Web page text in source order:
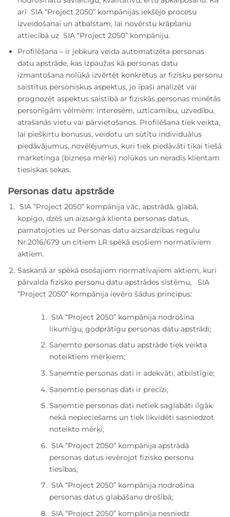
arī SIA “Project 2050” kompānijas iekšējo procesu
izveidošanai un atbalstam, lai novērstu krāpšanu
attiecībā uz SIA “Project 2050” kompāniju.
Profilēšana – ir jebkura veida automatizēta personas
datu apstrāde, kas izpaužas kā personas datu
izmantošana nolūkā izvērtēt konkrētus ar fizisku personu
saistītus personiskus aspektus, jo īpaši analizēt vai
prognozēt aspektus saistībā ar fiziskās personas minētās
personīgām vēlmēm: interesēm, uzticamību, uzvedību,
atrašanās vietu vai pārvietošanos. Profilēšana tiek veikta,
lai piešķirtu bonusus, veidotu un sūtītu individuālus
piedāvājumus, novēlējumus, kuri tiek piedāvāti tikai tiešā
marketinga (biznesa mērķi) nolūkos un neradīs klientam
tiesiskas sekas.
Personas datu apstrāde
SIA “Project 2050” kompānija vāc, apstrādā, glabā,
kopīgo, dzēš un aizsargā klienta personas datus,
pamatojoties uz Personas datu aizsardzības regulu
Nr.2016/679 un citiem LR spēkā esošiem normatīviem
aktiem.
Saskaņā ar spēkā esošajiem normatīvajiem aktiem, kuri
pārvalda fizisko personu datu apstrādes sistēmu, SIA
“Project 2050” kompānija ievēro šādus principus:
SIA “Project 2050” kompānija nodrošina
likumīgu, godprātīgu personas datu apstrādi;
Saņemto personas datu apstrāde tiek veikta
noteiktiem mērķiem;
Saņemtie personas dati ir adekvāti, atbilstīgie;
Saņemtie personas dati ir precīzi;
Saņemtie personas dati netiek saglabāti ilgāk
nekā nepieciešams un tiek likvidēti sasniedzot
noteikto mērķi;
SIA “Project 2050” kompānija apstrādā
personas datus ievērojot fizisko personu
tiesības;
SIA “Project 2050” kompānija nodrošina
personas datus glabāšanu drošībā;
SIA “Project 2050” kompānija nesniedz